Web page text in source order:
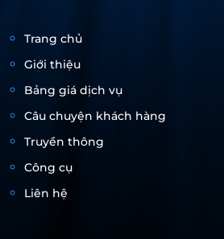
Trang chủ
Giới thiệu
Bảng giá dịch vụ
Câu chuyện khách hàng
Truyền thông
Công cụ
Liên hệ